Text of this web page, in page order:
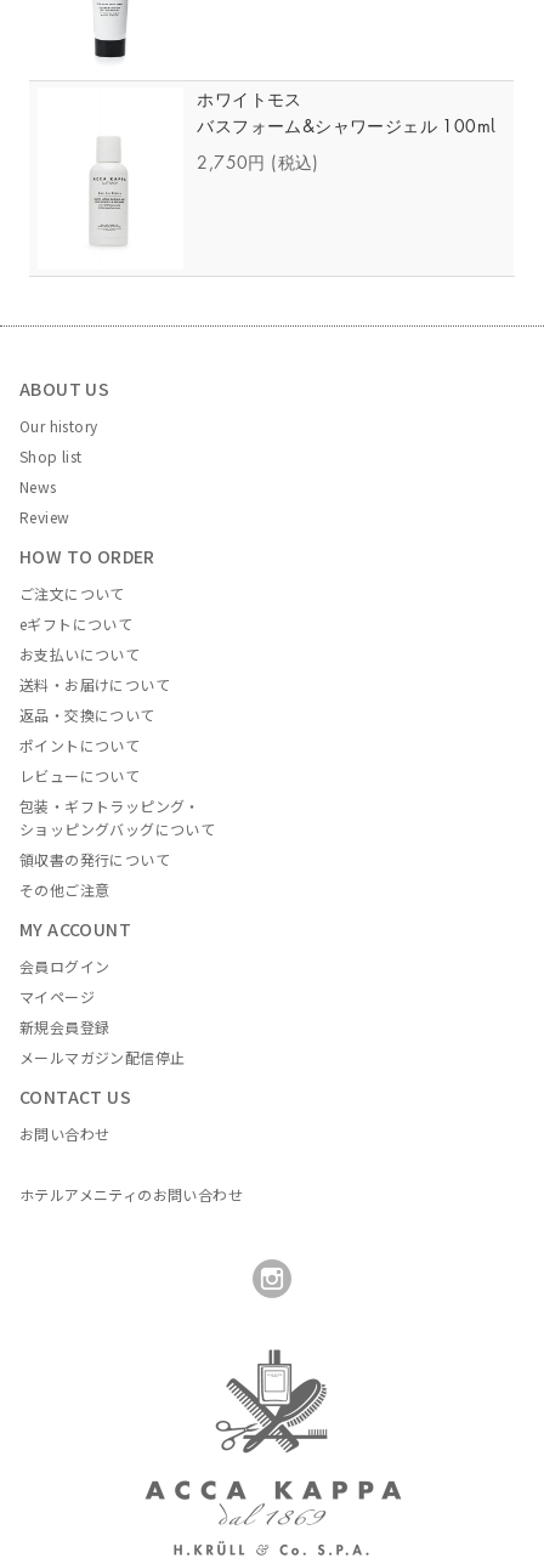
ホワイトモス
バスフォーム&シャワージェル 100ml
2,750円 (税込)
ABOUT US
Our history
Shop list
News
Review
HOW TO ORDER
ご注文について
eギフトについて
お支払いについて
送料・お届けについて
返品・交換について
ポイントについて
レビューについて
包装・ギフトラッピング・
ショッピングバッグについて
領収書の発行について
その他ご注意
MY ACCOUNT
会員ログイン
マイページ
新規会員登録
メールマガジン配信停止
CONTACT US
お問い合わせ
ホテルアメニティのお問い合わせ